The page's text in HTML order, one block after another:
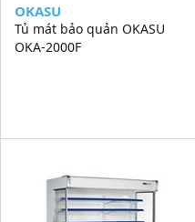
OKASU
Tủ mát bảo quản OKASU
OKA-2000F